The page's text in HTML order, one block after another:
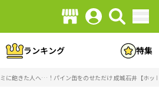
ランキング 特集
に飽きた人へ…！パイン缶をのせただけ 成城石井【ホ